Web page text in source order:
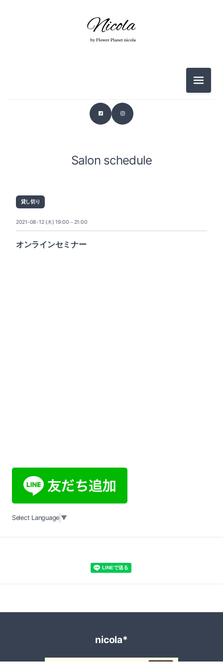
メニュ
Salon schedule
貸し切り
2021-08-12 (木) 19:00～21:00
オンラインセミナー
Select Language ▼
nicola*